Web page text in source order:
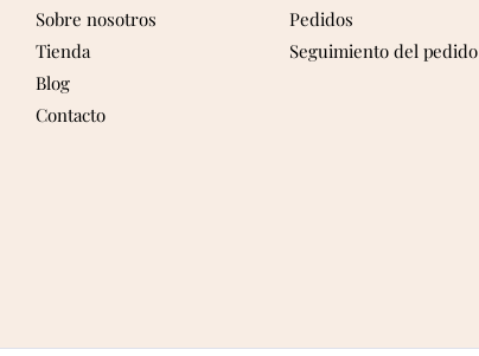
Sobre nosotros
Tienda
Blog
Contacto
Pedidos
Seguimiento del pedido